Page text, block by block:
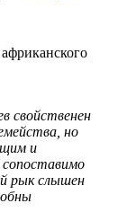
свойственен
но
и
сопоставимо
рык слышен